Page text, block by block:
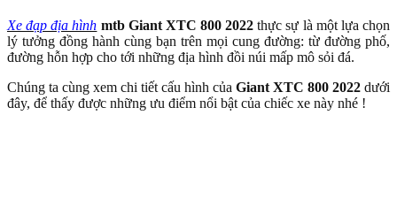
Xe đạp địa hình mtb Giant XTC 800 2022 thực sự là một lựa chọn
lý tưởng đồng hành cùng bạn trên mọi cung đường: từ đường phố,
đường hỗn hợp cho tới những địa hình đồi núi mấp mô sỏi đá.
Chúng ta cùng xem chi tiết cấu hình của Giant XTC 800 2022 dưới
đây, để thấy được những ưu điểm nổi bật của chiếc xe này nhé !